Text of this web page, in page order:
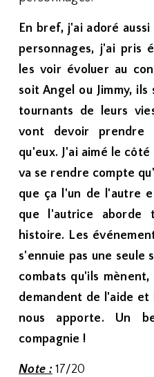
En bref, j'ai adoré
personnages, j'ai pris
les voir évoluer au
soit Angel ou Jimmy,
tournants de leurs
vont devoir prendre
qu'eux. J'ai aimé le
va se rendre compte
que ça l'un de l'autre
que l'autrice
histoire. Les
s'ennuie pas une seule
combats qu'ils
demandent de l'aide
nous apporte. Un
compagnie !
Note :17/20